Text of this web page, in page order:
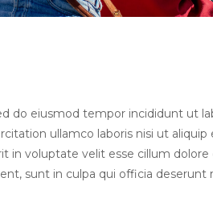
do eiusmod tempor incididunt ut
ullamco laboris nisi ut aliquip
in voluptate velit esse cillum dolore
sunt in culpa qui officia deserunt